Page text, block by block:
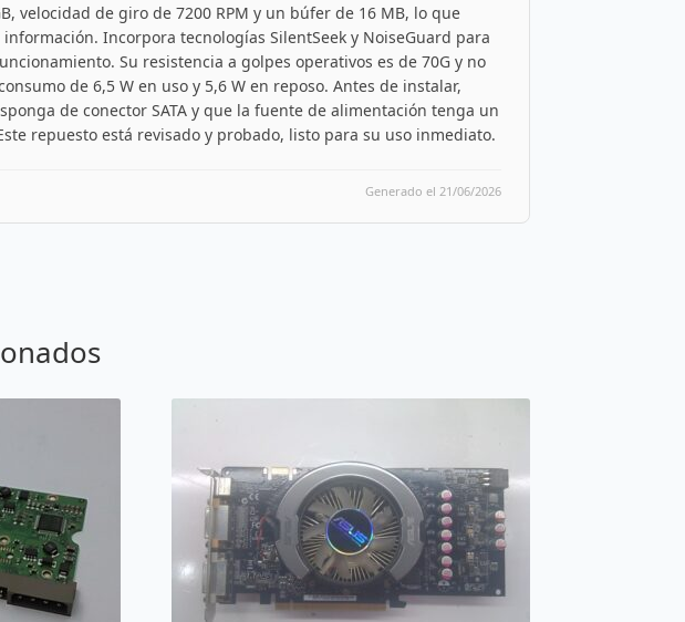
velocidad de giro de 7200 RPM y un búfer de 16 MB, lo que
Incorpora tecnologías SilentSeek y NoiseGuard para
Su resistencia a golpes operativos es de 70G y no
de 6,5 W en uso y 5,6 W en reposo. Antes de instalar,
de conector SATA y que la fuente de alimentación tenga un
repuesto está revisado y probado, listo para su uso inmediato.
Generado el 21/06/2026